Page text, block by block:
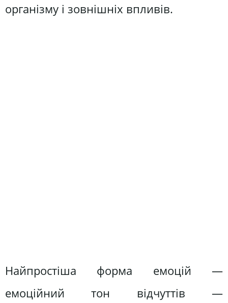
організму і зовнішніх впливів.
Найпростіша форма емоцій —
емоційний тон відчуттів —